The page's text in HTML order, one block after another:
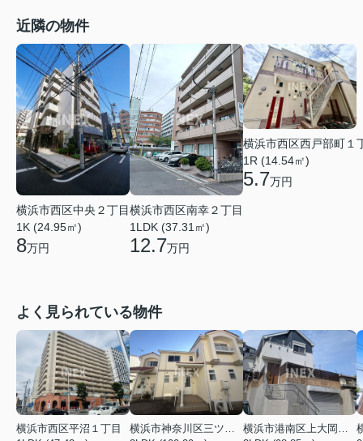
近隣の物件
横浜市西区中央２丁目
1K (24.95㎡)
8万円
横浜市西区南幸２丁目
1LDK (37.31㎡)
12.7万円
横浜市西区西戸部町１
1R (14.54㎡)
5.7万円
よく見られている物件
横浜市西区平沼１丁目
横浜市神奈川区三ツ沢上町
横浜市港南区上大岡東２丁目